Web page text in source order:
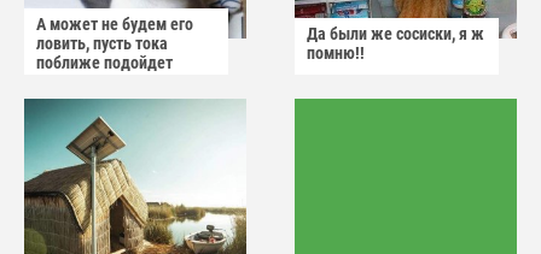
А может не будем его
ловить, пусть тока
поближе подойдет
Да были же сосиски, я ж
помню!!